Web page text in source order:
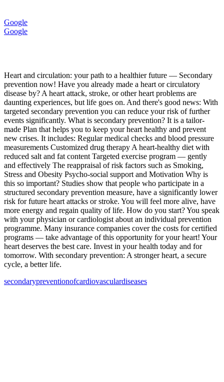
Google
Google
Heart and circulation: your path to a healthier future — Secondary
prevention now! Have you already made a heart or circulatory
disease by? A heart attack, stroke, or other heart problems are
daunting experiences, but life goes on. And there's good news: With
targeted secondary prevention you can reduce your risk of further
events significantly. What is secondary prevention? It is a tailor-
made Plan that helps you to keep your heart healthy and prevent
new crises. It includes: Regular medical checks and blood pressure
measurements Customized drug therapy A heart-healthy diet with
reduced salt and fat content Targeted exercise program — gently
and effectively The reappraisal of risk factors such as Smoking,
Stress and Obesity Psycho-social support and Motivation Why is
this so important? Studies show that people who participate in a
structured secondary prevention measure, have a significantly lower
risk for future heart attacks or stroke. You will feel more alive, have
more energy and regain quality of life. How do you start? You speak
with your physician or cardiologist about an individual prevention
programme. Many insurance companies cover the costs for certified
programs — take advantage of this opportunity for your heart! Your
heart deserves the best care. Invest in your health today and for
tomorrow. With secondary prevention: A stronger heart, a secure
cycle, a better life.
secondarypreventionofcardiovasculardiseases